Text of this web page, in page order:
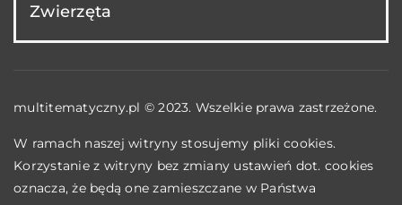
Zwierzęta
multitematyczny.pl © 2023. Wszelkie prawa zastrzeżone.
W ramach naszej witryny stosujemy pliki cookies.
Korzystanie z witryny bez zmiany ustawień dot. cookies
oznacza, że będą one zamieszczane w Państwa